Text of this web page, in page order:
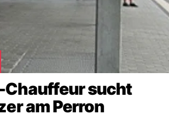
Chauffeur sucht
am Perron